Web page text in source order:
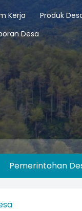
Kerja Produk
Desa
Pemerintahan